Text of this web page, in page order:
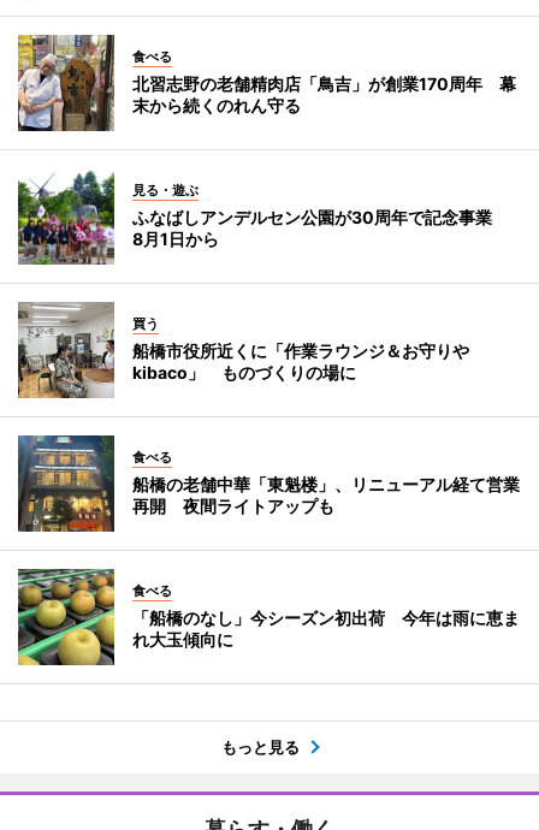
食べる
北習志野の老舗精肉店「鳥吉」が創業170周年 幕
末から続くのれん守る
見る・遊ぶ
ふなばしアンデルセン公園が30周年で記念事業
8月1日から
買う
船橋市役所近くに「作業ラウンジ＆お守りや
kibaco」 ものづくりの場に
食べる
船橋の老舗中華「東魁楼」、リニューアル経て営業
再開 夜間ライトアップも
食べる
「船橋のなし」今シーズン初出荷 今年は雨に恵ま
れ大玉傾向に
もっと見る